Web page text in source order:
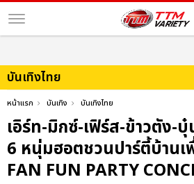
บันเทิงไทย
หน้าแรก บันเทิง บันเทิงไทย
เอิร์ท-มิกซ์-เฟิร์ส-ข้าวตัง-
6 หนุ่มฮอตชวนปาร์ตี้บ้านเ
FAN FUN PARTY